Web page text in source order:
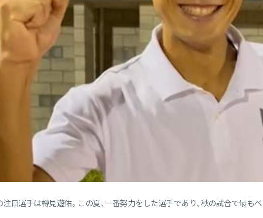
目選手は樽見遊佑。この夏、一番努力をした選手であり、秋の試合で最も